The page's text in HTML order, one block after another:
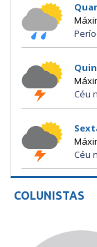
Céu
Céu
COLUNISTAS